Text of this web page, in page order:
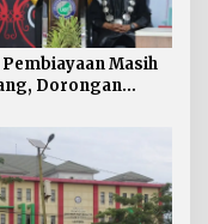
Masih
Dorongan
dan Kearifan Lokal
di Kaltara